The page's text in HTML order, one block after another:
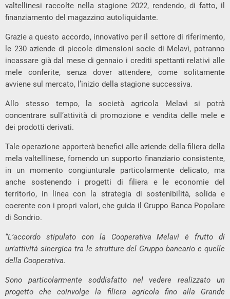
valtellinesi raccolte nella stagione 2022, rendendo, di fatto, il
finanziamento del magazzino autoliquidante.
Grazie a questo accordo, innovativo per il settore di riferimento,
le 230 aziende di piccole dimensioni socie di Melavì, potranno
incassare già dal mese di gennaio i crediti spettanti relativi alle
mele conferite, senza dover attendere, come solitamente
avviene sul mercato, l’inizio della stagione successiva.
Allo stesso tempo, la società agricola Melavì si potrà
concentrare sull’attività di promozione e vendita delle mele e
dei prodotti derivati.
Tale operazione apporterà benefici alle aziende della filiera della
mela valtellinese, fornendo un supporto finanziario consistente,
in un momento congiunturale particolarmente delicato, ma
anche sostenendo i progetti di filiera e le economie del
territorio, in linea con la strategia di sostenibilità, solida e
coerente con i propri valori, che guida il Gruppo Banca Popolare
di Sondrio.
“L’accordo stipulato con la Cooperativa Melavì è frutto di
un’attività sinergica tra le strutture del Gruppo bancario e quelle
della Cooperativa.
Sono particolarmente soddisfatto nel vedere realizzato un
progetto che coinvolge la filiera agricola fino alla Grande